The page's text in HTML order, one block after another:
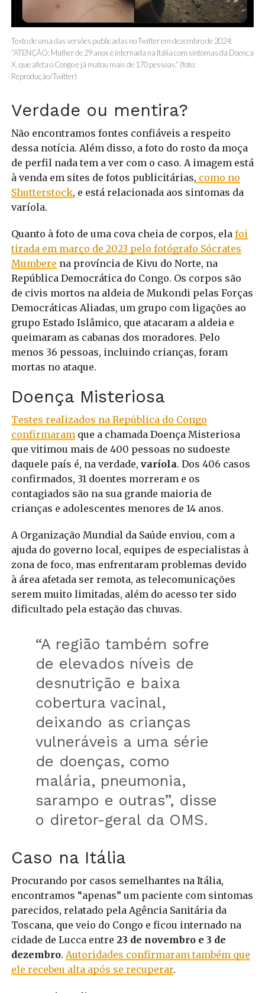
Texto de uma das versões publicadas no Twitter em dezembro de 2024:
“ATENÇÃO: Mulher de 29 anos é internada na Itália com sintomas da Doença
X, que afeta o Congo e já matou mais de 170 pessoas.” (foto:
Reprodução/Twitter)
Verdade ou mentira?
Não encontramos fontes confiáveis a respeito
dessa notícia. Além disso, a foto do rosto da moça
de perfil nada tem a ver com o caso. A imagem está
à venda em sites de fotos publicitárias, como no
Shutterstock, e está relacionada aos sintomas da
varíola.
Quanto à foto de uma cova cheia de corpos, ela foi
tirada em março de 2023 pelo fotógrafo Sócrates
Mumbere na província de Kivu do Norte, na
República Democrática do Congo. Os corpos são
de civis mortos na aldeia de Mukondi pelas Forças
Democráticas Aliadas, um grupo com ligações ao
grupo Estado Islâmico, que atacaram a aldeia e
queimaram as cabanas dos moradores. Pelo
menos 36 pessoas, incluindo crianças, foram
mortas no ataque.
Doença Misteriosa
Testes realizados na República do Congo
confirmaramque a chamada Doença Misteriosa
que vitimou mais de 400 pessoas no sudoeste
daquele país é, na verdade, varíola. Dos 406 casos
confirmados, 31 doentes morreram e os
contagiados são na sua grande maioria de
crianças e adolescentes menores de 14 anos.
A Organização Mundial da Saúde enviou, com a
ajuda do governo local, equipes de especialistas à
zona de foco, mas enfrentaram problemas devido
à área afetada ser remota, as telecomunicações
serem muito limitadas, além do acesso ter sido
dificultado pela estação das chuvas.
“A região também sofre
de elevados níveis de
desnutrição e baixa
cobertura vacinal,
deixando as crianças
vulneráveis a uma série
de doenças, como
malária, pneumonia,
sarampo e outras”, disse
o diretor-geral da OMS.
Caso na Itália
Procurando por casos semelhantes na Itália,
encontramos “apenas” um paciente com sintomas
parecidos, relatado pela Agência Sanitária da
Toscana, que veio do Congo e ficou internado na
cidade de Lucca entre 23 de novembro e 3 de
dezembro. Autoridades confirmaram também que
ele recebeu alta após se recuperar.